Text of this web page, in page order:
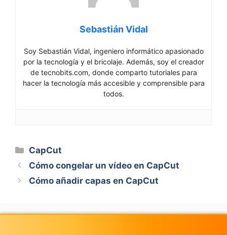
Sebastián Vidal
Soy Sebastián Vidal, ingeniero informático apasionado
por la tecnología y el bricolaje. Además, soy el creador
de tecnobits.com, donde comparto tutoriales para
hacer la tecnología más accesible y comprensible para
todos.
Categorías
CapCut
Cómo congelar un vídeo en CapCut
Cómo añadir capas en CapCut